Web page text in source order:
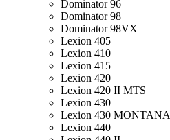
Dominator 96
Dominator 98
Dominator 98VX
Lexion 405
Lexion 410
Lexion 415
Lexion 420
Lexion 420 II MTS
Lexion 430
Lexion 430 MONTANA
Lexion 440